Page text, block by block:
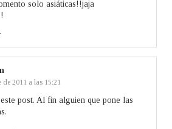
solo asiáticas!!jaja
de 2011 a las 15:21
post. Al fin alguien que pone las